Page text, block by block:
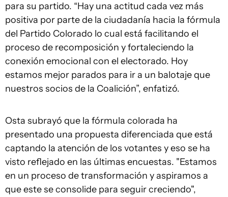
para su partido. “Hay una actitud cada vez más
positiva por parte de la ciudadanía hacia la fórmula
del Partido Colorado lo cual está facilitando el
proceso de recomposición y fortaleciendo la
conexión emocional con el electorado. Hoy
estamos mejor parados para ir a un balotaje que
nuestros socios de la Coalición”, enfatizó.
Osta subrayó que la fórmula colorada ha
presentado una propuesta diferenciada que está
captando la atención de los votantes y eso se ha
visto reflejado en las últimas encuestas. "Estamos
en un proceso de transformación y aspiramos a
que este se consolide para seguir creciendo",